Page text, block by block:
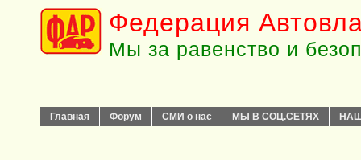
Федерация
Мы за равенство и
Главная Форум СМИ о нас МЫ В СОЦ.СЕТЯХ